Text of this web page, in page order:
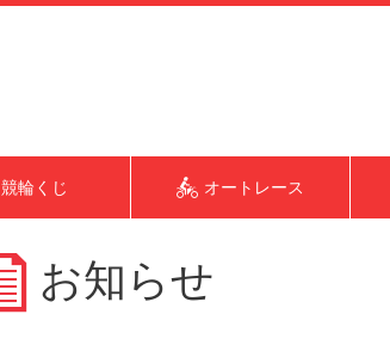
競輪くじ オートレース
お知らせ